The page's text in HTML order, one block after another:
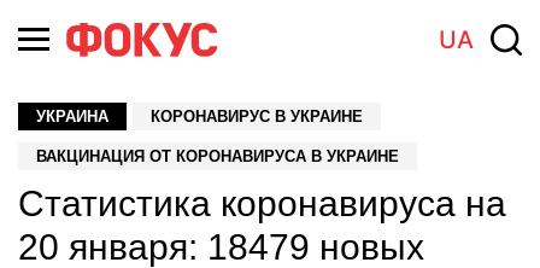
UA
УКРАИНА КОРОНАВИРУС В УКРАИНЕ
ВАКЦИНАЦИЯ ОТ КОРОНАВИРУСА В УКРАИНЕ
Статистика коронавируса на
20 января: 18479 новых